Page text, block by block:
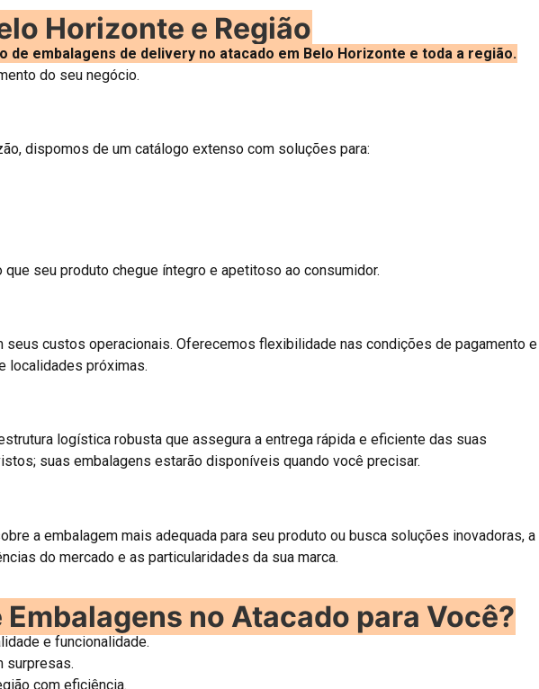
Horizonte e Região
embalagens de delivery no atacado em Belo Horizonte e toda a região.
do seu negócio.
dispomos de um catálogo extenso com soluções para:
seu produto chegue íntegro e apetitoso ao consumidor.
custos operacionais. Oferecemos flexibilidade nas condições de pagamento e
localidades próximas.
logística robusta que assegura a entrega rápida e eficiente das suas
suas embalagens estarão disponíveis quando você precisar.
a embalagem mais adequada para seu produto ou busca soluções inovadoras, a
do mercado e as particularidades da sua marca.
no Atacado para Você?
e funcionalidade.
surpresas.
com eficiência.